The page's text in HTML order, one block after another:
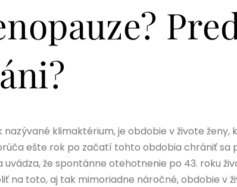
nazývané klimaktérium, je obdobie v živote ženy,
ešte rok po začatí tohto obdobia chrániť sa
že spontánne otehotnenie po 43. roku
na toto, aj tak mimoriadne náročné, obdobie v